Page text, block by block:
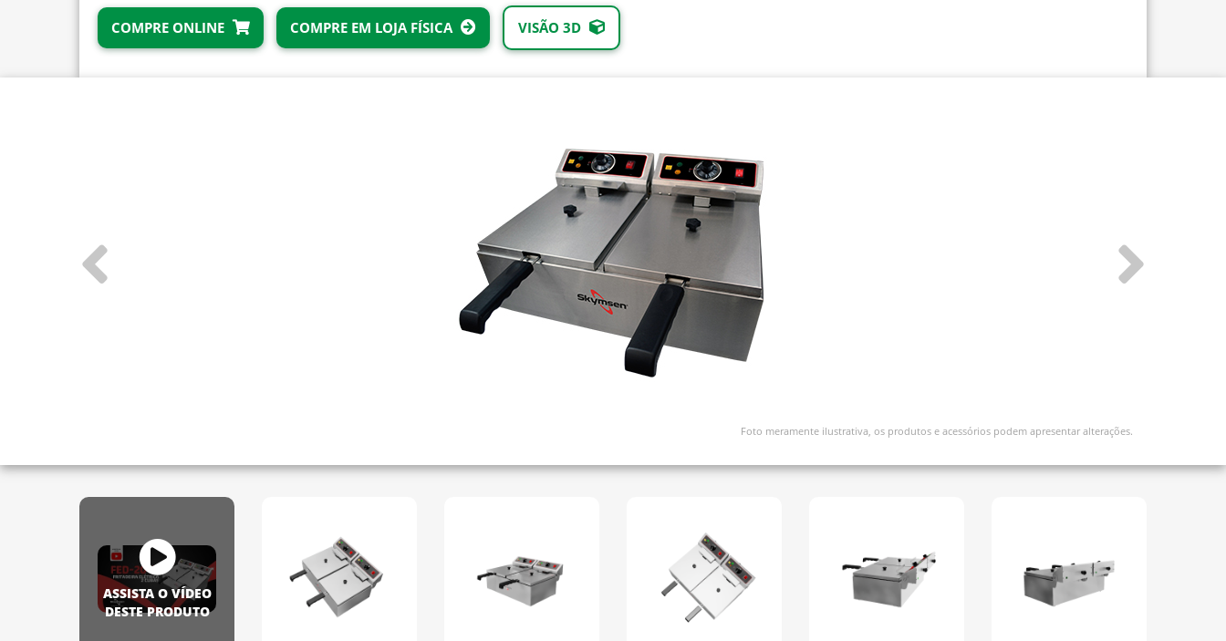
COMPRE ONLINE COMPRE EM LOJA FÍSICA VISÃO 3D
Foto meramente ilustrativa, os produtos e acessórios podem apresentar alterações.
ASSISTA O VÍDEO
DESTE PRODUTO